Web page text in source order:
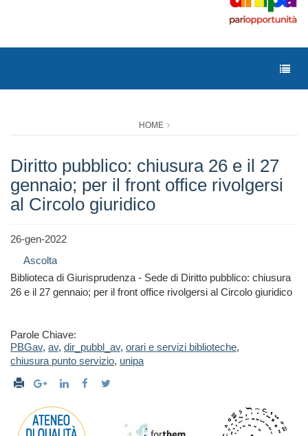
HOME
Diritto pubblico: chiusura 26 e il 27
gennaio; per il front office rivolgersi
al Circolo giuridico
26-gen-2022
Ascolta
Biblioteca di Giurisprudenza - Sede di Diritto pubblico: chiusura
26 e il 27 gennaio; per il front office rivolgersi al Circolo giuridico
Parole Chiave:
PBGav, av, dir_pubbl_av, orari e servizi biblioteche,
chiusura punto servizio, unipa